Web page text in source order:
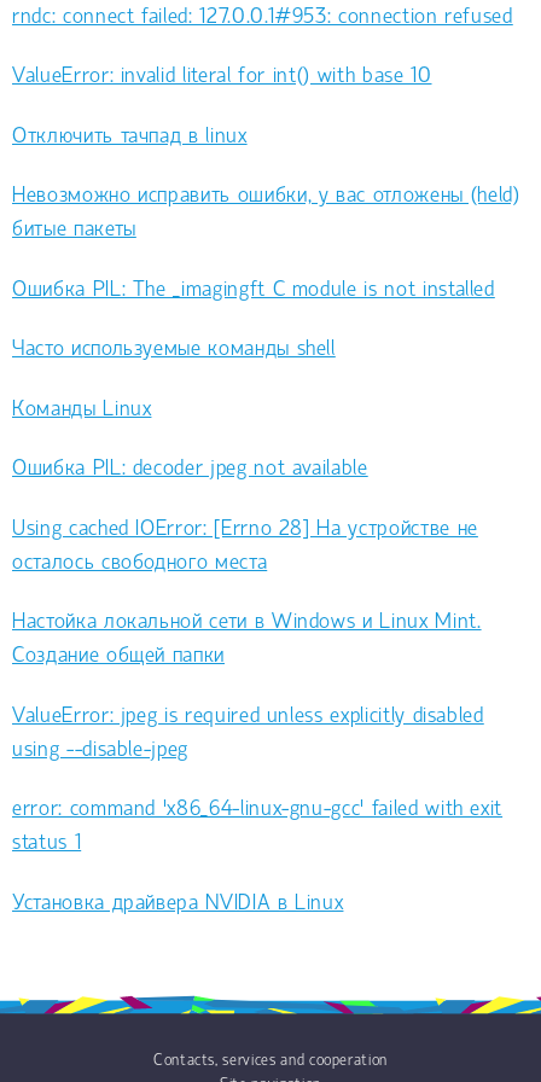
rndc: connect failed: 127.0.0.1#953: connection refused
ValueError: invalid literal for int() with base 10
Отключить тачпад в linux
Невозможно исправить ошибки, у вас отложены (held)
битые пакеты
Ошибка PIL: The _imagingft C module is not installed
Часто используемые команды shell
Команды Linux
Ошибка PIL: decoder jpeg not available
Using cached IOError: [Errno 28] На устройстве не
осталось свободного места
Настойка локальной сети в Windows и Linux Mint.
Создание общей папки
ValueError: jpeg is required unless explicitly disabled
using --disable-jpeg
error: command 'x86_64-linux-gnu-gcc' failed with exit
status 1
Установка драйвера NVIDIA в Linux
Contacts, services and cooperation